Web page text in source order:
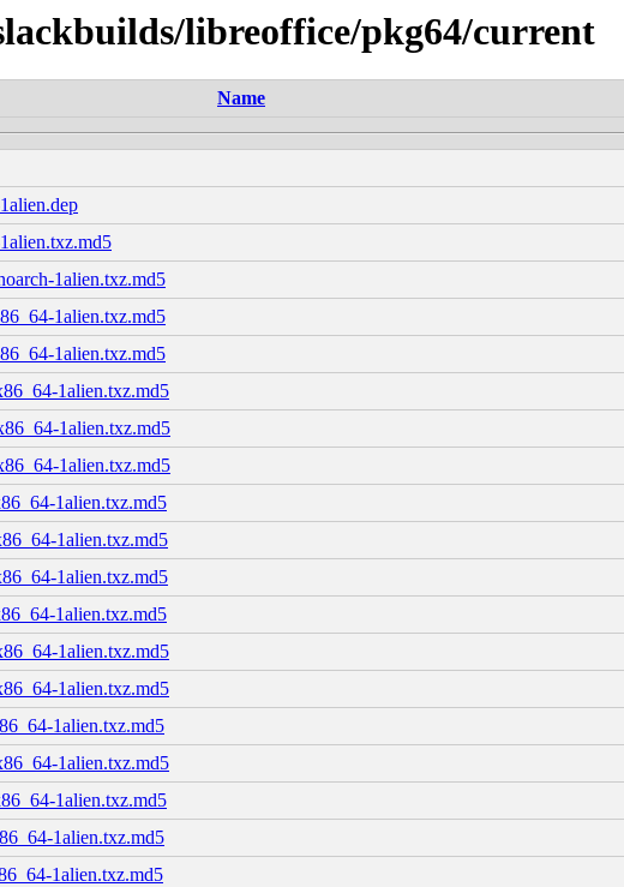
libreoffice/pkg64/current
Name
1alien.txz.md5
1alien.txz.md5
1alien.txz.md5
1alien.txz.md5
1alien.txz.md5
1alien.txz.md5
1alien.txz.md5
1alien.txz.md5
1alien.txz.md5
1alien.txz.md5
1alien.txz.md5
1alien.txz.md5
1alien.txz.md5
1alien.txz.md5
1alien.txz.md5
1alien.txz.md5
1alien.txz.md5